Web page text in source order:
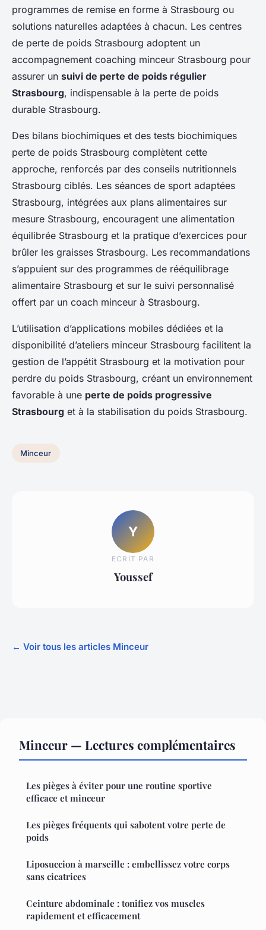
programmes de remise en forme à Strasbourg ou
solutions naturelles adaptées à chacun. Les centres
de perte de poids Strasbourg adoptent un
accompagnement coaching minceur Strasbourg pour
assurer un suivi de perte de poids régulier
Strasbourg, indispensable à la perte de poids
durable Strasbourg.
Des bilans biochimiques et des tests biochimiques
perte de poids Strasbourg complètent cette
approche, renforcés par des conseils nutritionnels
Strasbourg ciblés. Les séances de sport adaptées
Strasbourg, intégrées aux plans alimentaires sur
mesure Strasbourg, encouragent une alimentation
équilibrée Strasbourg et la pratique d’exercices pour
brûler les graisses Strasbourg. Les recommandations
s’appuient sur des programmes de rééquilibrage
alimentaire Strasbourg et sur le suivi personnalisé
offert par un coach minceur à Strasbourg.
L’utilisation d’applications mobiles dédiées et la
disponibilité d’ateliers minceur Strasbourg facilitent la
gestion de l’appétit Strasbourg et la motivation pour
perdre du poids Strasbourg, créant un environnement
favorable à une perte de poids progressive
Strasbourg et à la stabilisation du poids Strasbourg.
Minceur
Y
ECRIT PAR
Youssef
← Voir tous les articles Minceur
Minceur — Lectures complémentaires
Les pièges à éviter pour une routine sportive
efficace et minceur
Les pièges fréquents qui sabotent votre perte de
poids
Liposuccion à marseille : embellissez votre corps
sans cicatrices
Ceinture abdominale : tonifiez vos muscles
rapidement et efficacement